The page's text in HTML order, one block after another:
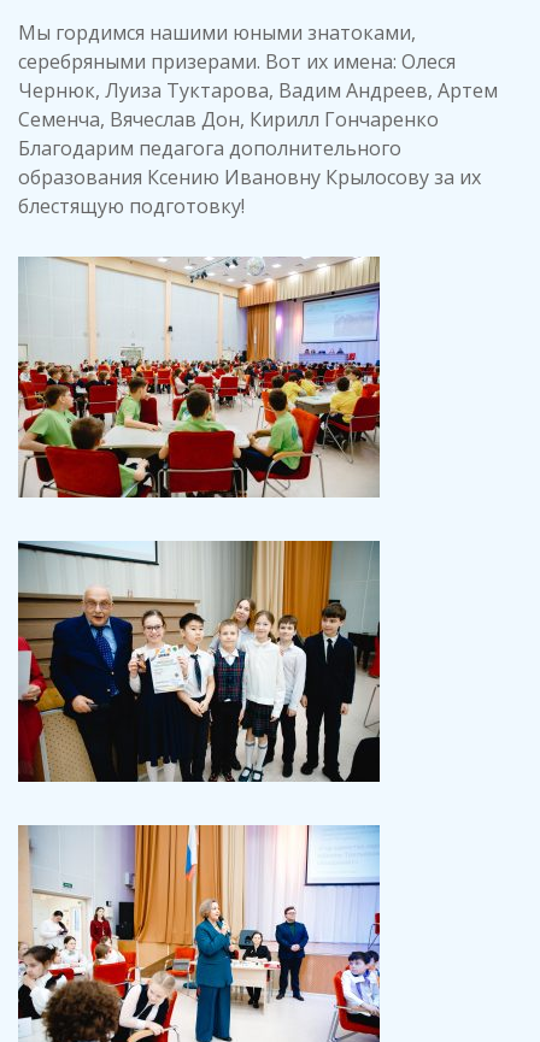
Мы гордимся нашими юными знатоками,
серебряными призерами. Вот их имена: Олеся
Чернюк, Луиза Туктарова, Вадим Андреев, Артем
Семенча, Вячеслав Дон, Кирилл Гончаренко
Благодарим педагога дополнительного
образования Ксению Ивановну Крылосову за их
блестящую подготовку!